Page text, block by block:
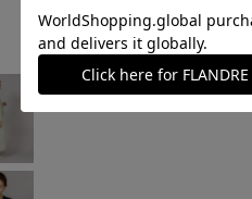
￥11,880 (税込)